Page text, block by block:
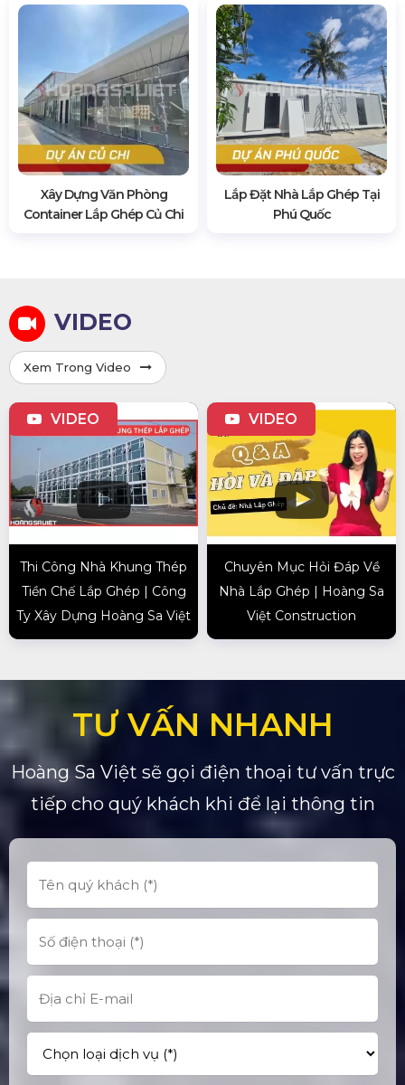
Xây Dựng Văn Phòng
Container Lắp Ghép Củ Chi
Lắp Đặt Nhà Lắp Ghép Tại
Phú Quốc
VIDEO
Xem Trong Video
VIDEO
Thi Công Nhà Khung Thép
Tiền Chế Lắp Ghép | Công
Ty Xây Dựng Hoàng Sa Việt
VIDEO
Chuyên Mục Hỏi Đáp Về
Nhà Lắp Ghép | Hoàng Sa
Việt Construction
TƯ VẤN NHANH
Hoàng Sa Việt sẽ gọi điện thoại tư vấn trực
tiếp cho quý khách khi để lại thông tin